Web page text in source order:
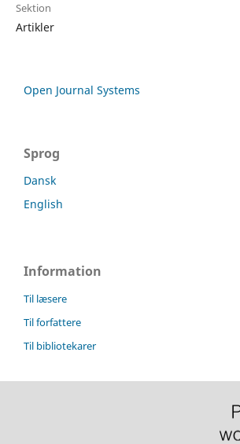
Sektion
Artikler
Open Journal Systems
Sprog
Dansk
English
Information
Til læsere
Til forfattere
Til bibliotekarer